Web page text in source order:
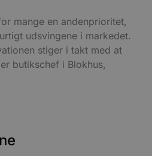
mange en andenprioritet,
udsvingene i markedet.
stiger i takt med at
butikschef i Blokhus,